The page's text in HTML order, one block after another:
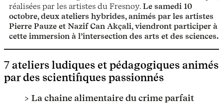
réalisées par les artistes du Fresnoy. Le samedi 10
octobre, deux ateliers hybrides, animés par les artistes
Pierre Pauze et Nazif Can Akçali, viendront participer à
cette immersion à l’intersection des arts et des sciences.
7 ateliers ludiques et pédagogiques animés
par des scientifiques passionnés
> La chaine alimentaire du crime parfait